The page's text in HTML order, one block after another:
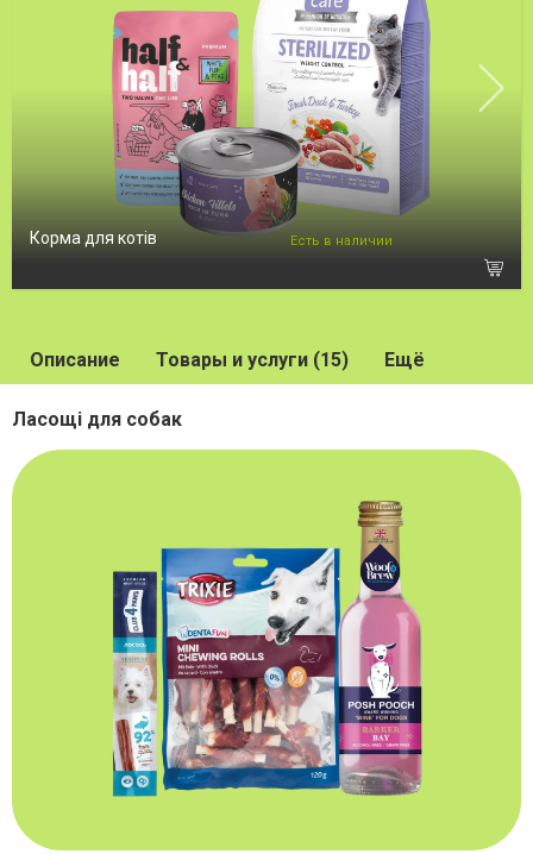
Корма для котів Есть в наличии
Описание Товары и услуги (15) Ещё
Ласощі для собак